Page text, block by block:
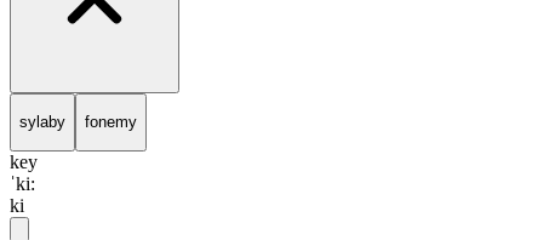
sylaby fonemy
key
ˈki:
ki